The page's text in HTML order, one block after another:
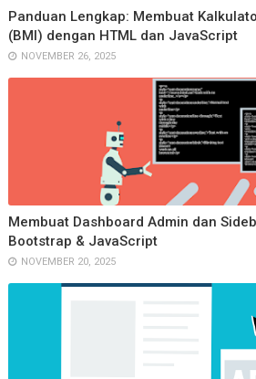
Panduan Lengkap: Membuat
(BMI) dengan HTML dan JavaScript
NOVEMBER 26, 2025
Membuat Dashboard Admin dan
Bootstrap & JavaScript
NOVEMBER 20, 2025